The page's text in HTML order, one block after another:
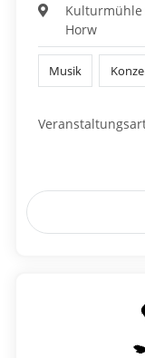
Kulturmühle
Horw
Musik